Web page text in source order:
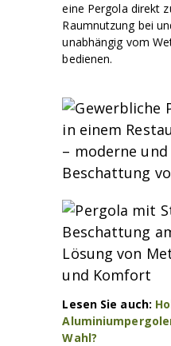
eine Pergola direkt
Raumnutzung bei
unabhängig vom
bedienen.
Lesen Sie auch:
Wahl?